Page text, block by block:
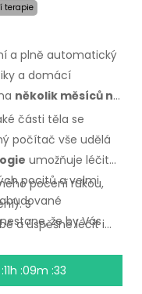
terapie
a plně automatický
a domácí
několik měsíců na
části těla se
počítač vše udělá
umožňuje léčit
pocitů a velmi
že by Vás
pocení rukou,
S
a úspěšně léčit i
zad, hýždí,
vrácení peněz
dopravapo
:09m :32